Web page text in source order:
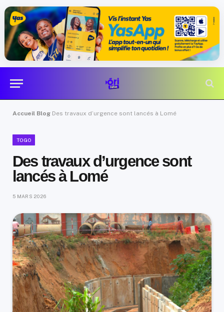
Accueil Blog Des travaux d’urgence sont lancés à Lomé
TOGO
Des travaux d’urgence sont
lancés à Lomé
5 MARS 2026